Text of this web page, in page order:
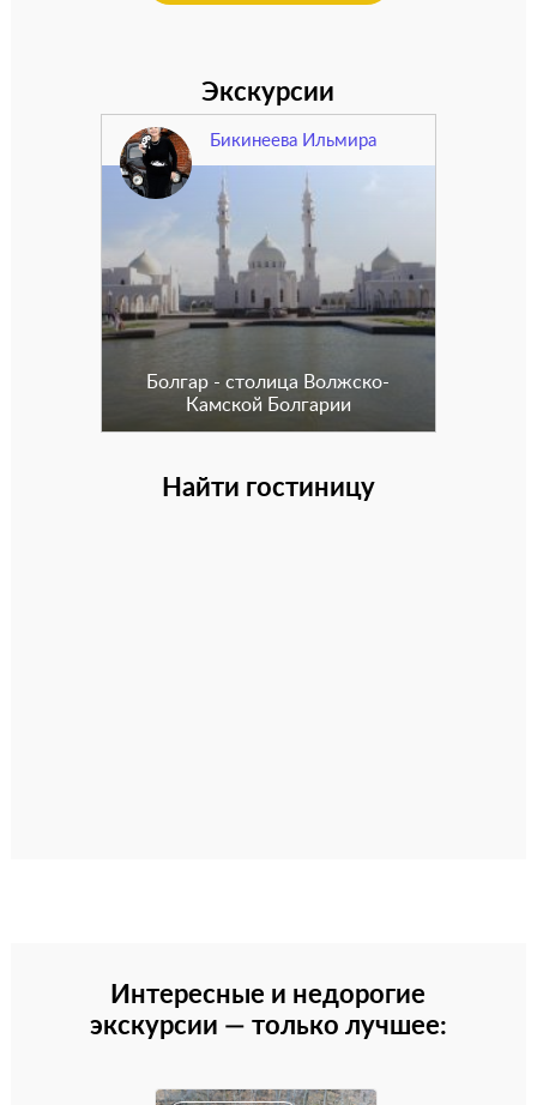
Экскурсии
Бикинеева Ильмира
Болгар - столица Волжско-
Камской Болгарии
Найти гостиницу
Интересные и недорогие
экскурсии — только лучшее: